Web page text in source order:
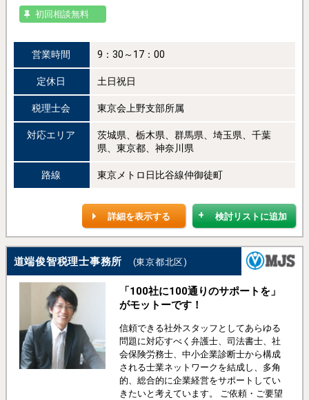
初回相談無料
営業時間 9：30～17：00
定休日 土日祝日
税理士会 東京会上野支部所属
対応エリア
茨城県、栃木県、群馬県、埼玉県、千葉
県、東京都、神奈川県
路線 東京メトロ日比谷線仲御徒町
検討リストに追加
詳細を表示する
道端俊智税理士事務所 (東京都北区)
「100社に100通りのサポートを」
がモットーです！
信頼できる社外スタッフとしてあらゆる
問題に対応すべく弁護士、司法書士、社
会保険労務士、中小企業診断士から構成
される士業ネットワークを結成し、多角
的、総合的に企業経営をサポートしてい
きたいと考えています。 ご依頼・ご要望